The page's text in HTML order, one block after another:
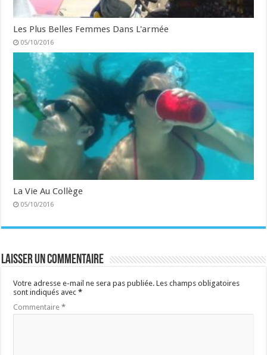
Les Plus Belles Femmes Dans L'armée
05/10/2016
La Vie Au Collège
05/10/2016
Laisser un commentaire
Votre adresse e-mail ne sera pas publiée. Les champs obligatoires
sont indiqués avec*
Commentaire*